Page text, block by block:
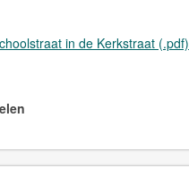
in de Kerkstraat (.pdf)